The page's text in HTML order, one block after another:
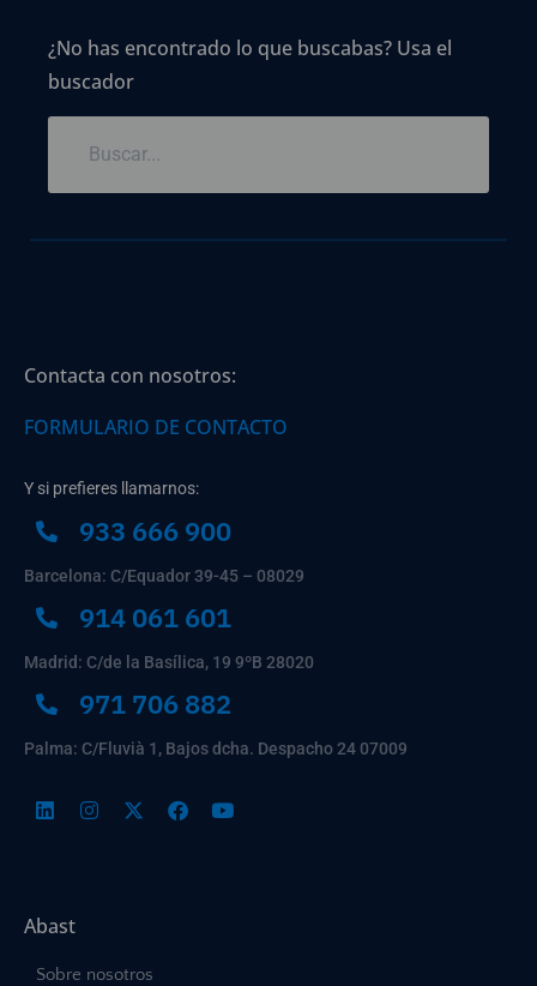
¿No has encontrado lo que buscabas? Usa el
buscador
Contacta con nosotros:
FORMULARIO DE CONTACTO
Y si prefieres llamarnos:
933 666 900
Barcelona: C/Equador 39-45 – 08029
914 061 601
Madrid: C/de la Basílica, 19 9ºB 28020
971 706 882
Palma: C/Fluvià 1, Bajos dcha. Despacho 24 07009
Abast
Sobre nosotros